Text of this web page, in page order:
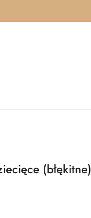
(błękitne)